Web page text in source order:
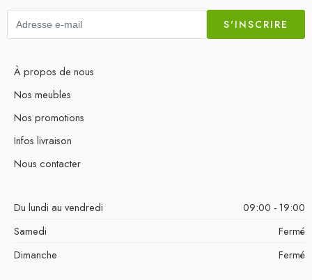
S'INSCRIRE
À propos de nous
Nos meubles
Nos promotions
Infos livraison
Nous contacter
Du lundi au vendredi
09:00 - 19:00
Samedi
Fermé
Dimanche
Fermé